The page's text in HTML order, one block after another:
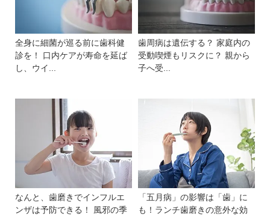
全身に細菌が巡る前に歯科健
診を！ 口内ケアが寿命を延ば
し、ウイ...
歯周病は遺伝する？ 家庭内の
受動喫煙もリスクに？ 親から
子へ受...
なんと、歯磨きでインフルエ
ンザは予防できる！ 風邪の季
「五月病」の影響は「歯」に
も！ランチ歯磨きの意外な効